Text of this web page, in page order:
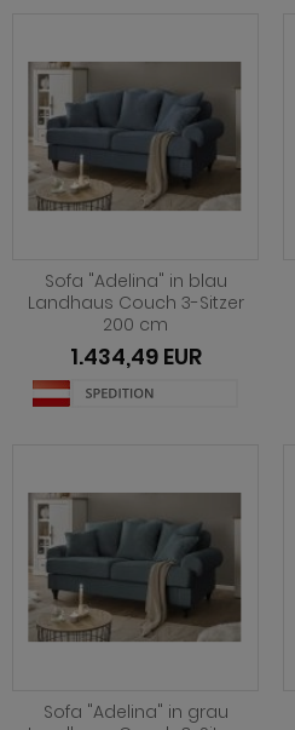
Sofa "Adelina" in blau
Landhaus Couch 3-Sitzer
200 cm
1.434,49 EUR
Sofa "Adelina" in grau